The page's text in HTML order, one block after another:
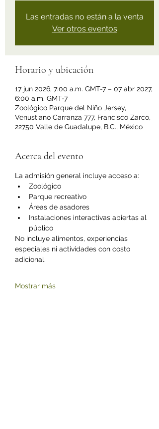
Las entradas no están a la venta
Ver otros eventos
Horario y ubicación
17 jun 2026, 7:00 a.m. GMT-7 – 07 abr 2027,
6:00 a.m. GMT-7
Zoológico Parque del Niño Jersey,
Venustiano Carranza 777, Francisco Zarco,
22750 Valle de Guadalupe, B.C., México
Acerca del evento
La admisión general incluye acceso a:
Zoológico
Parque recreativo
Áreas de asadores
Instalaciones interactivas abiertas al
público
No incluye alimentos, experiencias
especiales ni actividades con costo
adicional.
Mostrar más